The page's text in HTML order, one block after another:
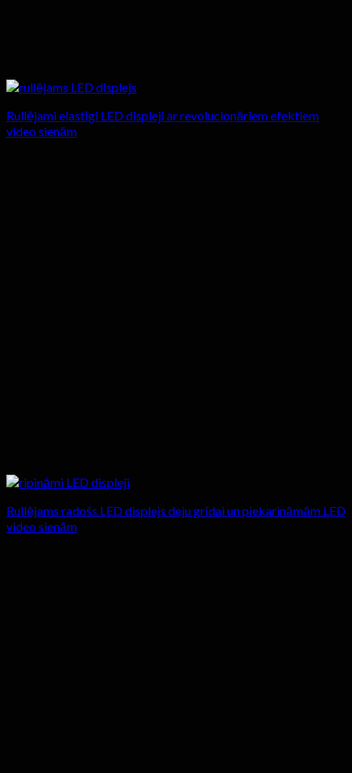
Rullējami elastīgi LED displeji ar revolucionāriem efektiem
video sienām
Rullējams radošs LED displejs deju grīdai un piekarināmām LED
video sienām